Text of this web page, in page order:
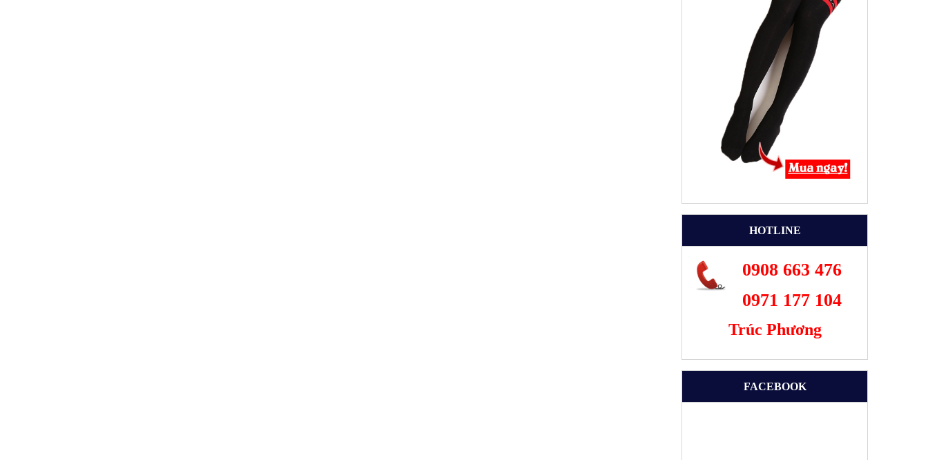
HOTLINE
0908 663 476
0971 177 104
Trúc Phương
FACEBOOK